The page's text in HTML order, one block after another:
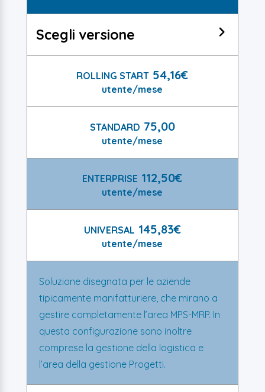
Scegli versione
ROLLING START 54,16€
utente/mese
STANDARD 75,00
utente/mese
ENTERPRISE 112,50€
utente/mese
UNIVERSAL 145,83€
utente/mese
Soluzione disegnata per le aziende
tipicamente manifatturiere, che mirano a
gestire completamente l’area MPS-MRP. In
questa configurazione sono inoltre
comprese la gestione della logistica e
l’area della gestione Progetti.